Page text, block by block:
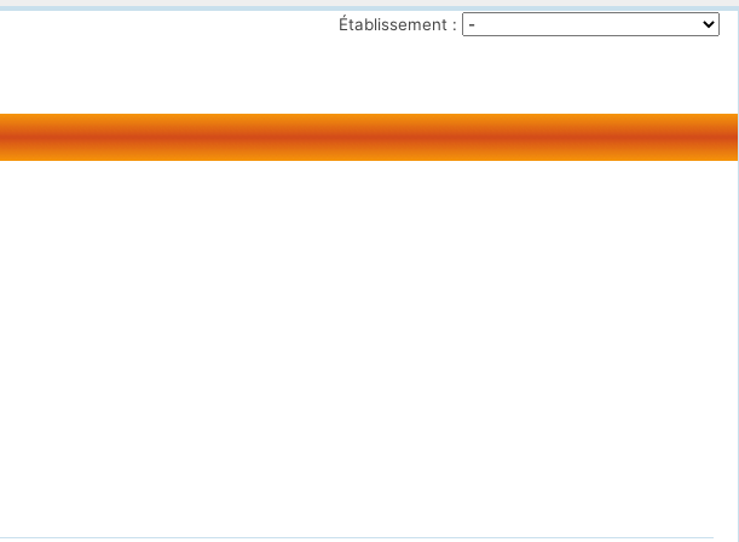
Établissement :